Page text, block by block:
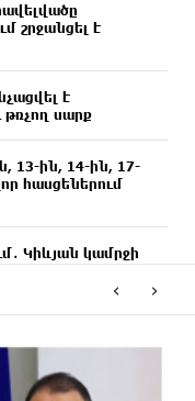
շրջանցել է
է
սարք
13-ին, 14-ին, 17-
հասցեներում
Կիևյան կամրջի
մարմին
է
‹ ›